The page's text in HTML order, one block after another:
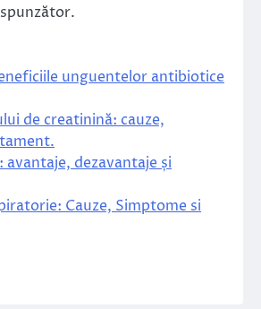
unguentelor antibiotice
de creatinină: cauze,
avantaje, dezavantaje și
Cauze, Simptome si